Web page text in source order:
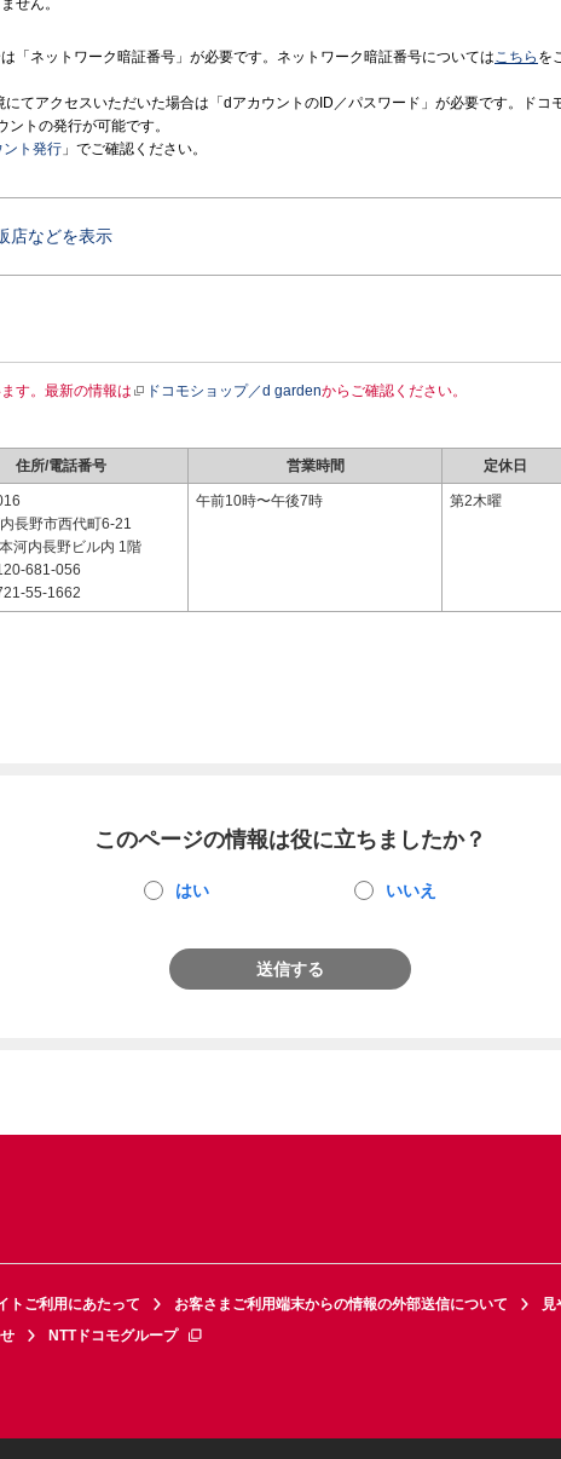
せん。
「ネットワーク暗証番号」が必要です。ネットワーク暗証番号についてはこちら を
てアクセスいただいた場合は「dアカウントのID／パスワード」が必要です。ドコ
トの発行が可能です。
ト発行 」でご確認ください。
店などを表示
す。最新の情報は ドコモショップ／d gardenからご確認ください。
住所/電話番号 営業時間 定休日
長野市西代町6-21
河内長野ビル内 1階
681-056
55-1662
午前10時〜午後7時 第2木曜
このページの情報は役に立ちましたか？
はい いいえ
送信する
トご利用にあたって お客さまご利用端末からの情報の外部送信について
見
NTTドコモグループ